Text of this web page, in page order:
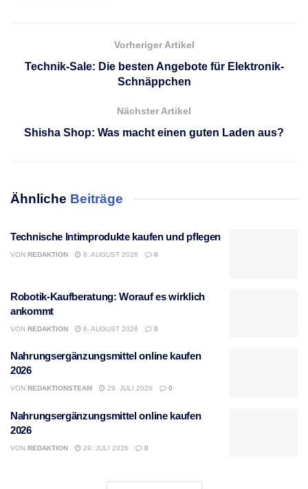
Vorheriger Artikel
Technik-Sale: Die besten Angebote für Elektronik-
Schnäppchen
Nächster Artikel
Shisha Shop: Was macht einen guten Laden aus?
Ähnliche Beiträge
Technische Intimprodukte kaufen und pflegen
VON REDAKTION 8. AUGUST 2026 0
Robotik-Kaufberatung: Worauf es wirklich
ankommt
VON REDAKTION 6. AUGUST 2026 0
Nahrungsergänzungsmittel online kaufen
2026
VON REDAKTIONSTEAM 29. JULI 2026 0
Nahrungsergänzungsmittel online kaufen
2026
VON REDAKTION 29. JULI 2026 0